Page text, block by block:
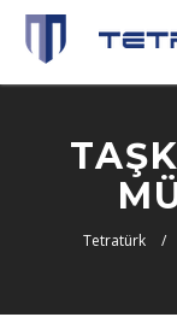
Tetratürk